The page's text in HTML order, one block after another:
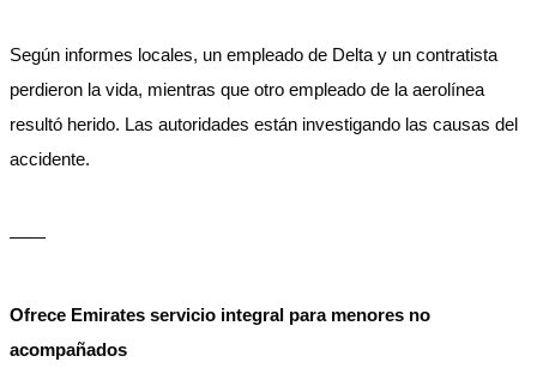
Según informes locales, un empleado de Delta y un contratista
perdieron la vida, mientras que otro empleado de la aerolínea
resultó herido. Las autoridades están investigando las causas del
accidente.
——
Ofrece Emirates servicio integral para menores no
acompañados